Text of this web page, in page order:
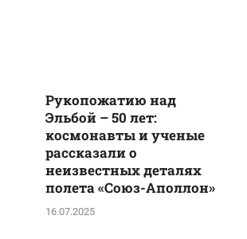
Рукопожатию над
Эльбой – 50 лет:
космонавты и ученые
рассказали о
неизвестных деталях
полета «Союз-Аполлон»
16.07.2025